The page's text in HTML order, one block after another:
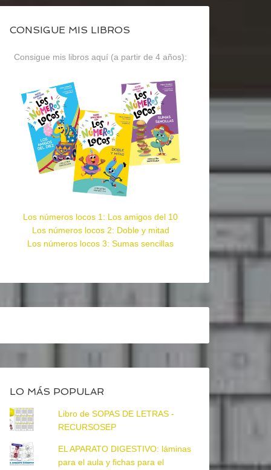
CONSIGUE MIS LIBROS
Consigue mis libros aquí (a partir de 4 años):
Los números locos 1: Los amigos del 10
Los números locos 2: Doble y mitad
Los números locos 3: Sumas sencillas
LO MÁS POPULAR
Libro de SOPAS DE LETRAS -
RECURSOSEP
EL APARATO DIGESTIVO: láminas
para el aula y fichas para el